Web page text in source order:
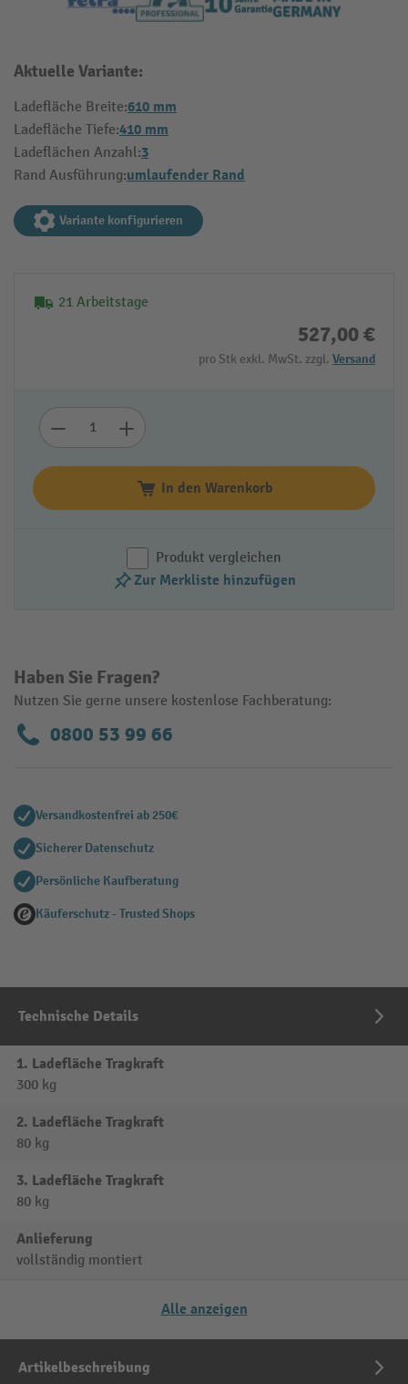
Aktuelle Variante:
Ladefläche Breite:610 mm
Ladefläche Tiefe:410 mm
Ladeflächen Anzahl:3
Rand Ausführung:umlaufender Rand
Variante konfigurieren
21 Arbeitstage
527,00 €
pro Stk exkl. MwSt. zzgl. Versand
In den Warenkorb
Produkt vergleichen
Zur Merkliste hinzufügen
Haben Sie Fragen?
Nutzen Sie gerne unsere kostenlose Fachberatung:
0800 53 99 66
Versandkostenfrei ab 250€
Sicherer Datenschutz
Persönliche Kaufberatung
Käuferschutz - Trusted Shops
Technische Details
1. Ladefläche Tragkraft
300 kg
2. Ladefläche Tragkraft
80 kg
3. Ladefläche Tragkraft
80 kg
Anlieferung
vollständig montiert
Alle anzeigen
Artikelbeschreibung